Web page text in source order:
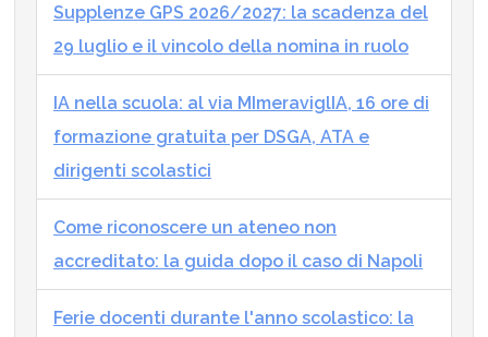
Supplenze GPS 2026/2027: la scadenza del
29 luglio e il vincolo della nomina in ruolo
IA nella scuola: al via MImeraviglIA, 16 ore di
formazione gratuita per DSGA, ATA e
dirigenti scolastici
Come riconoscere un ateneo non
accreditato: la guida dopo il caso di Napoli
Ferie docenti durante l'anno scolastico: la